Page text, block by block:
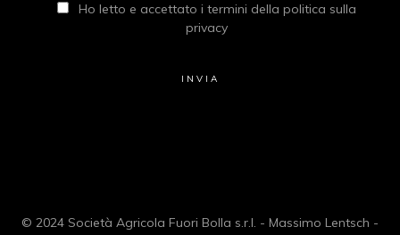
Ho letto e accettato i termini della politica sulla
privacy
© 2024 Società Agricola Fuori Bolla s.r.l. - Massimo Lentsch -